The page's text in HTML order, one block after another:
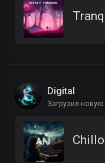
Digital
Загрузил